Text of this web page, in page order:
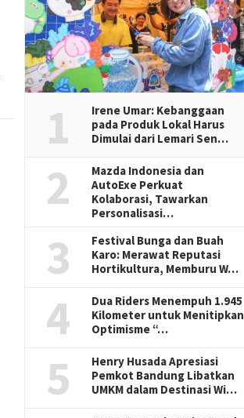
1
Irene Umar: Kebanggaan
pada Produk Lokal Harus
Dimulai dari Lemari Sen…
2
Mazda Indonesia dan
AutoExe Perkuat
Kolaborasi, Tawarkan
Personalisasi…
3
Festival Bunga dan Buah
Karo: Merawat Reputasi
Hortikultura, Memburu W…
4
Dua Riders Menempuh 1.945
Kilometer untuk Menitipkan
Optimisme “…
5
Henry Husada Apresiasi
Pemkot Bandung Libatkan
UMKM dalam Destinasi Wi…